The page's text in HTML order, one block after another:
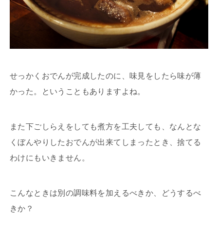
せっかくおでんが完成したのに、味見をしたら味が薄
かった。ということもありますよね。
また下ごしらえをしても煮方を工夫しても、なんとな
くぼんやりしたおでんが出来てしまったとき、捨てる
わけにもいきません。
こんなときは別の調味料を加えるべきか、どうするべ
きか？